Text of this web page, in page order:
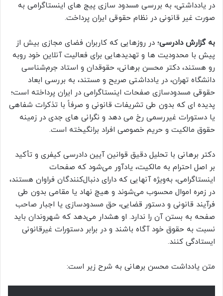
در یادداشتی، به بررسی مسدود سازی پیج های اینستاگرامی به
صورت غیر قانونی در نظام حقوقی ایران پرداخت.
به گزارش دادرسی؛ در روزهایی که کاربران فضای مجازی بیش از
پیش با محدودیت ها و تهدیدهایی برای فعالیت آنلاین خود روبه
رو هستند، دکتر محسن برهانی، حقوقدان و استاد جرم‌شناسی
دانشگاه تهران، در یادداشتی صریح و مستند، به بررسی ابعاد
حقوقی مسدودسازی صفحات اینستاگرامی در ایران پرداخته است؛
پدیده ای که بدون طی تشریفات قانونی و صرفاً با تذکرات شفاهی
یا دستورات غیررسمی رخ می دهد و نگرانی های جدی در زمینه
حقوق مالکیت و حریم خصوصی افراد برانگیخته است.
دکتر برهانی با تحلیل دقیق قوانین آیین دادرسی کیفری و تأکید
بر اصل احترام به مالکیت، یادآور می‌شود که صفحات
اینستاگرامی، به‌ویژه آنهایی که دارای دنبال‌کنندگان فراوان هستند،
در زمره اموال محسوب می‌شوند و هیچ نهاد یا مقامی بدون طی
فرآیند قانونی و دستور قضایی، حق مسدودسازی یا اجبار صاحب
صفحه به بستن آن را ندارد. او هشدار می‌دهد که شهروندان باید
نسبت به حقوق خود آگاه باشند و در برابر دستورات غیرقانونی
ایستادگی کنند.
متن یادداشت محسن برهانی به شرح زیر است: